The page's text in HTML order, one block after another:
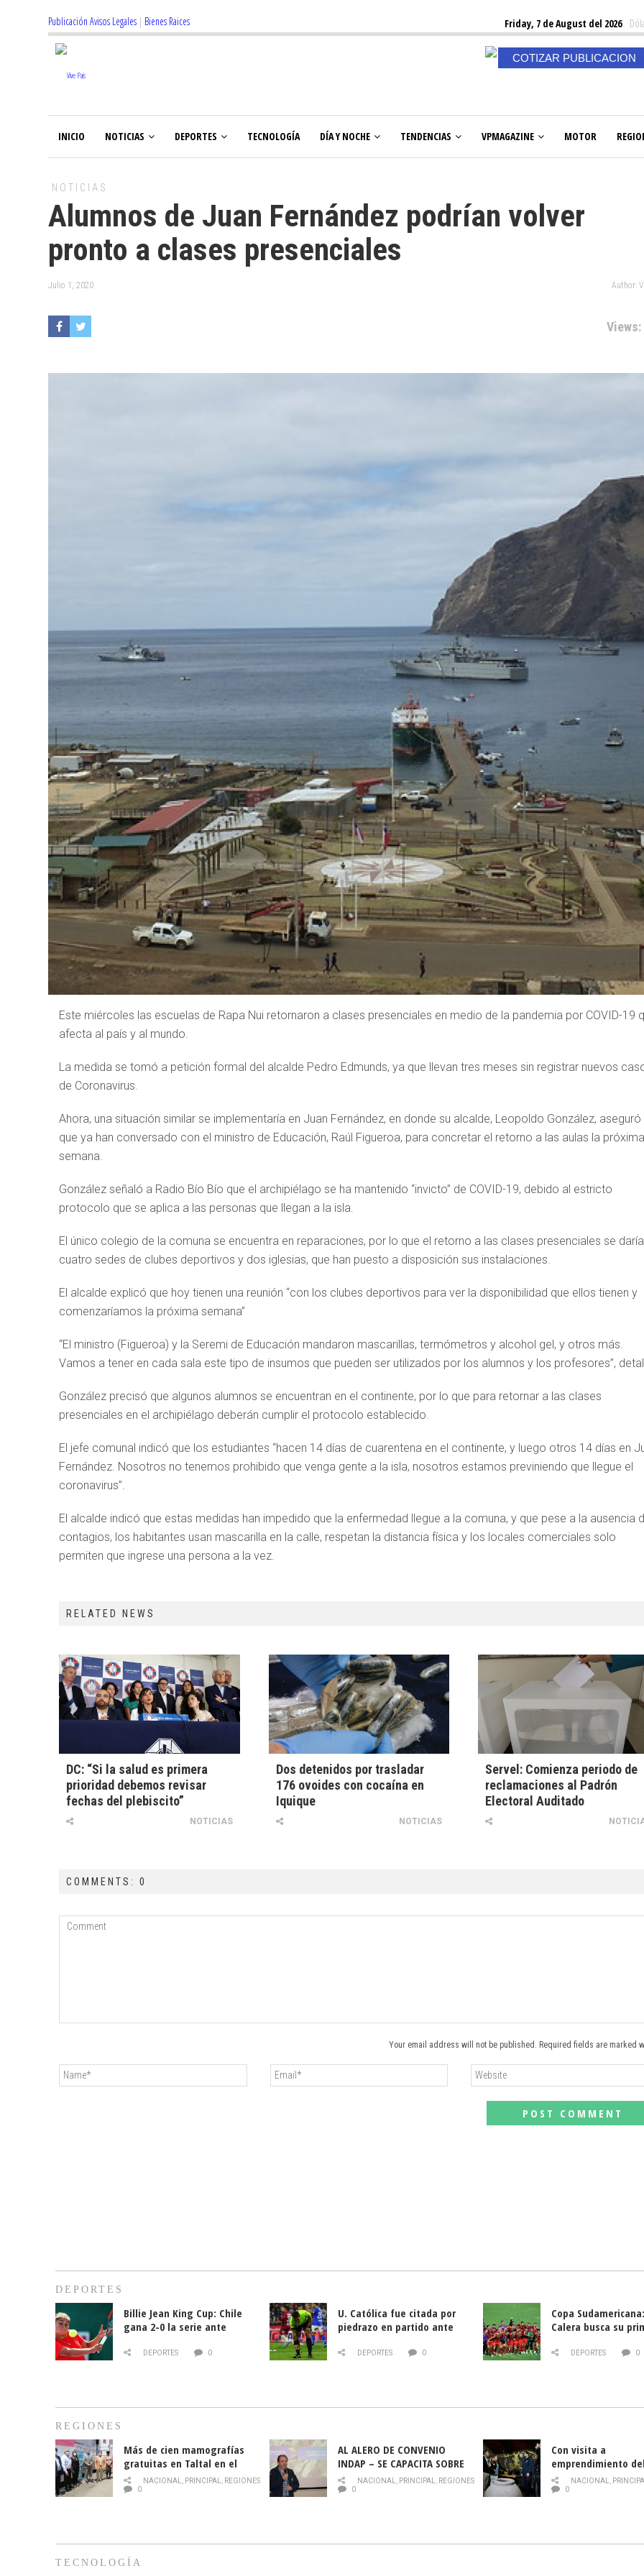
Publicación Avisos Legales | Bienes Raices Friday, 7 de August del 2026
COTIZAR PUBLICACION
INICIO NOTICIAS DEPORTES TECNOLOGÍA DÍA Y NOCHE TENDENCIAS VPMAGAZINE MOTOR
NOTICIAS
Alumnos de Juan Fernández podrían volver
pronto a clases presenciales
Julio 1, 2020 Author:
Views:
Este miércoles las escuelas de Rapa Nui retornaron a clases presenciales en medio de la pandemia por COVID-19
afecta al país y al mundo.
La medida se tomó a petición formal del alcalde Pedro Edmunds, ya que llevan tres meses sin registrar nuevos
de Coronavirus.
Ahora, una situación similar se implementaría en Juan Fernández, en donde su alcalde, Leopoldo González, aseguró
que ya han conversado con el ministro de Educación, Raúl Figueroa, para concretar el retorno a las aulas la próxima
semana.
González señaló a Radio Bío Bío que el archipiélago se ha mantenido “invicto” de COVID-19, debido al estricto
protocolo que se aplica a las personas que llegan a la isla.
El único colegio de la comuna se encuentra en reparaciones, por lo que el retorno a las clases presenciales se
cuatro sedes de clubes deportivos y dos iglesias, que han puesto a disposición sus instalaciones.
El alcalde explicó que hoy tienen una reunión “con los clubes deportivos para ver la disponibilidad que ellos tienen y
comenzaríamos la próxima semana”
“El ministro (Figueroa) y la Seremi de Educación mandaron mascarillas, termómetros y alcohol gel, y otros más.
Vamos a tener en cada sala este tipo de insumos que pueden ser utilizados por los alumnos y los profesores”,
González precisó que algunos alumnos se encuentran en el continente, por lo que para retornar a las clases
presenciales en el archipiélago deberán cumplir el protocolo establecido.
El jefe comunal indicó que los estudiantes “hacen 14 días de cuarentena en el continente, y luego otros 14 días en
Fernández. Nosotros no tenemos prohibido que venga gente a la isla, nosotros estamos previniendo que llegue el
coronavirus”.
El alcalde indicó que estas medidas han impedido que la enfermedad llegue a la comuna, y que pese a la ausencia
contagios, los habitantes usan mascarilla en la calle, respetan la distancia física y los locales comerciales solo
permiten que ingrese una persona a la vez.
RELATED NEWS
DC: “Si la salud es primera
prioridad debemos revisar
fechas del plebiscito”
NOTICIAS
Dos detenidos por trasladar
176 ovoides con cocaína en
Iquique
NOTICIAS
Servel: Comienza periodo de
reclamaciones al Padrón
Electoral Auditado
COMMENTS: 0
Your email address will not be published. Required fields are marked
DEPORTES
Billie Jean King Cup: Chile
gana 2-0 la serie ante
DEPORTES 0
U. Católica fue citada por
piedrazo en partido ante
DEPORTES 0
Copa
Calera busca su
DEPORTES 0
REGIONES
Más de cien mamografías
gratuitas en Taltal en el
mes de la prevención del
cáncer de mama
NACIONAL, PRINCIPAL, REGIONES
0
AL ALERO DE CONVENIO
INDAP – SE CAPACITA SOBRE
PLAGA DROSOPHILA SUZUKII
NACIONAL, PRINCIPAL, REGIONES
0
Con visita a
emprendimiento
y llamado al
historia campesina
NACIONAL,
0
TECNOLOGÍA